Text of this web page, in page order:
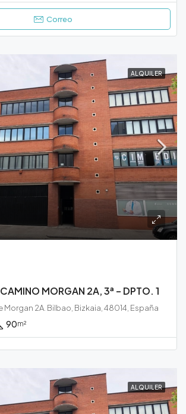
Correo
ALQUILER
MORGAN 2A, 3ª – DPTO. 1
Morgan 2A. Bilbao, Bizkaia, 48014, España
90m²
ALQUILER